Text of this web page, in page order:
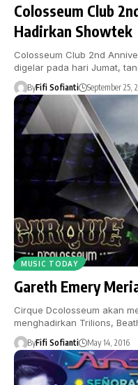
Colosseum Club
Hadirkan Showtek
Colosseum Club 2nd
digelar pada hari Jumat,
ByFifi Sofianti September 25,
MUSIC TODAY
Gareth Emery
Cirque Dcolosseum akan
menghadirkan Trilions,
ByFifi Sofianti May 14, 2016